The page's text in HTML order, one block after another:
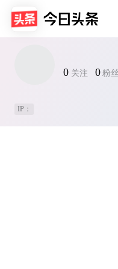
0 关注 0 粉丝
IP：